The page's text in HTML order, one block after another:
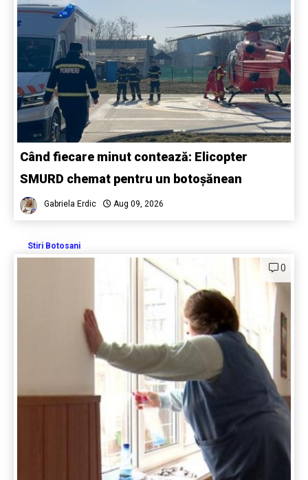
Când fiecare minut contează: Elicopter
SMURD chemat pentru un botoșănean
Gabriela Erdic Aug 09, 2026
Stiri Botosani
0